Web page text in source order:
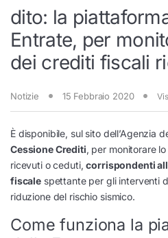
dito: la
Entrate, per
dei crediti fiscali
Notizie 15 Febbraio 2020
È disponibile, sul sito dell’Agenzia
Cessione Crediti, per monitorare
ricevuti o ceduti,corrispondenti
fiscale spettante per gli interventi
riduzione del rischio sismico.
Come funziona la